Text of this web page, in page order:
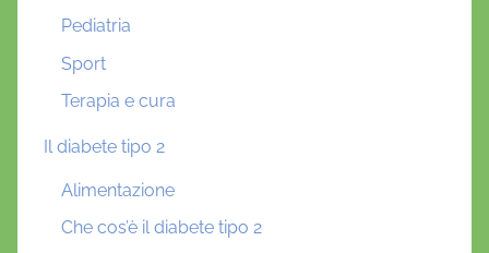
Pediatria
Sport
Terapia e cura
Il diabete tipo 2
Alimentazione
Che cos’è il diabete tipo 2